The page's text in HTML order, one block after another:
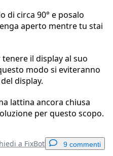
di circa 90° e posalo
aperto mentre tu stai
il display al suo
modo si eviteranno
display.
lattina ancora chiusa
per questo scopo.
a FixBot 9 commenti